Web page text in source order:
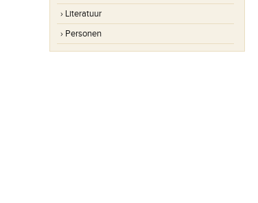
› Literatuur
› Personen